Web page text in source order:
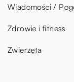
Wiadomości /
Zdrowie i fitness
Zwierzęta